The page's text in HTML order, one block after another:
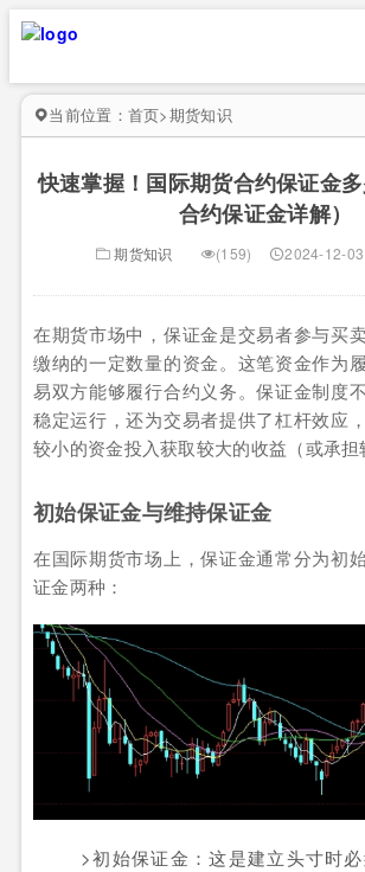
当前位置： 首页>期货知识
快速掌握！国际期货合约保证金
合约保证金详解）
期货知识 (159) 2024-12-
在期货市场中，保证金是交易者参与买
缴纳的一定数量的资金。这笔资金作为
易双方能够履行合约义务。保证金制度
稳定运行，还为交易者提供了杠杆效应
较小的资金投入获取较大的收益（或承担
初始保证金与维持保证金
在国际期货市场上，保证金通常分为初
证金两种：
>初始保证金：这是建立头寸时